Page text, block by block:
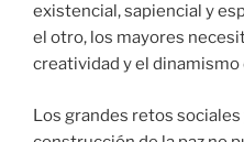
existencial, sapiencial y
el otro, los mayores
creatividad y el dinamismo
Los grandes retos